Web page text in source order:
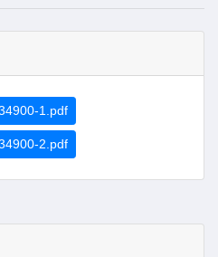
1.pdf
2.pdf